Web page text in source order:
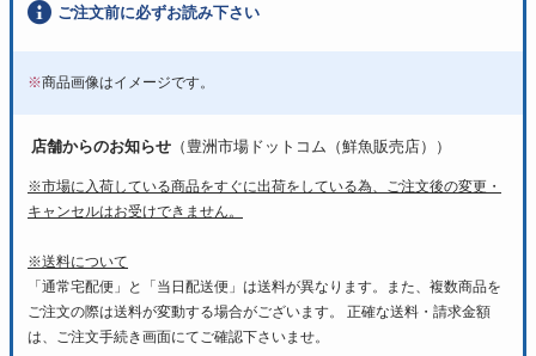
ご注文前に必ずお読み下さい
※商品画像はイメージです。
店舗からのお知らせ （豊洲市場ドットコム（鮮魚販売店））
※市場に入荷している商品をすぐに出荷をしている為、ご注文後の変更・
キャンセルはお受けできません。
※送料について
「通常宅配便」と「当日配送便」は送料が異なります。また、複数商品を
ご注文の際は送料が変動する場合がございます。 正確な送料・請求金額
は、ご注文手続き画面にてご確認下さいませ。